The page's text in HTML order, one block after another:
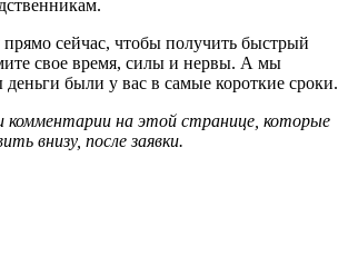
прямо сейчас, чтобы получить быстрый
свое время, силы и нервы. А мы
деньги были у вас в самые короткие сроки.
на этой странице, которые
внизу, после заявки.